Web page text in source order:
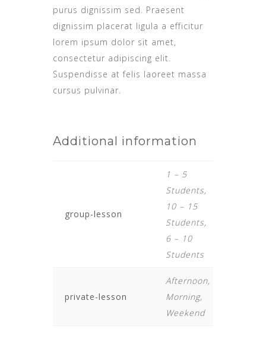
purus dignissim sed. Praesent
dignissim placerat ligula a efficitur
lorem ipsum dolor sit amet,
consectetur adipiscing elit.
Suspendisse at felis laoreet massa
cursus pulvinar.
Additional information
group-lesson
1 – 5
Students,
10 – 15
Students,
6 – 10
Students
private-lesson
Afternoon,
Morning,
Weekend